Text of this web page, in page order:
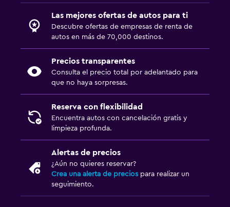
Las mejores ofertas de autos para ti
Descubre ofertas de empresas de renta de
autos en más de 70,000 destinos.
Precios transparentes
Consulta el precio total por adelantado para
que no haya sorpresas.
Reserva con flexibilidad
Encuentra autos con cancelación gratis y
limpieza profunda.
Alertas de precios
¿Aún no quieres reservar?
Crea una alerta de precios para realizar un
seguimiento.